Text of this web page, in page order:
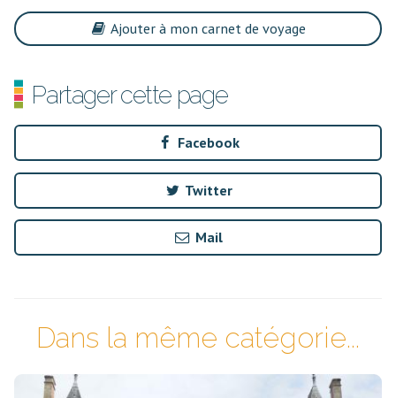
Ajouter à mon carnet de voyage
Partager cette page
Facebook
Twitter
Mail
Dans la même catégorie...